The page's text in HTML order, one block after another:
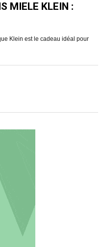
MIELE KLEIN :
Klein est le cadeau idéal pour